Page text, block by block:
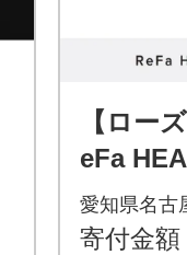
【ロー
eFa
リファ
美容
愛知県名古
寄付金額